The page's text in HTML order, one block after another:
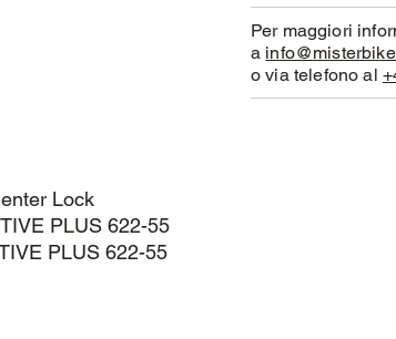
Per maggiori
a
o via telefono al
Lock
PLUS 622-55
PLUS 622-55